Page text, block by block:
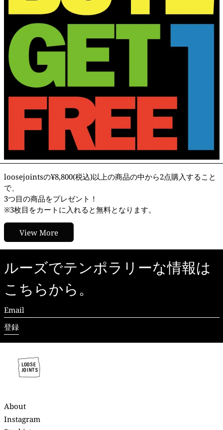
loosejointsの¥8,800(税込)以上の商品の中から2点購入すること
で、
3つ目の商品をプレゼント！
※3枚目をカートに入れると無料となります。
View More
ルーズでテンポラリーな情報は
こちらから。
Email
登録
About
Instagram